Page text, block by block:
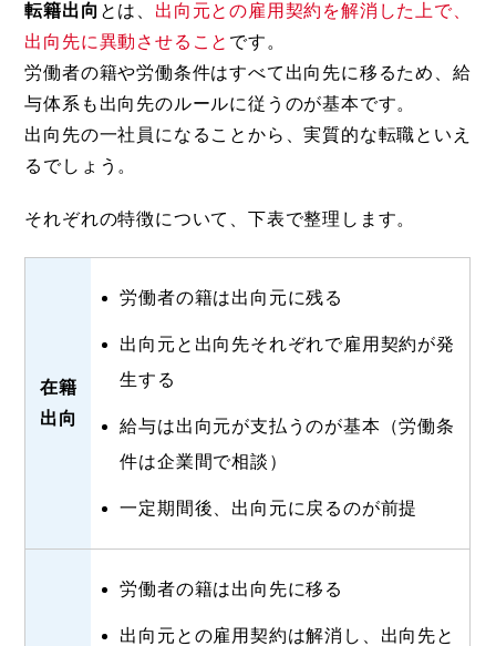
転籍出向 とは、 出向元との雇用契約を解消した上で、
出向先に異動させること です。
労働者の籍や労働条件はすべて出向先に移るため、給
与体系も出向先のルールに従うのが基本です。
出向先の一社員になることから、実質的な転職といえ
るでしょう。
それぞれの特徴について、下表で整理します。
在籍
出向
労働者の籍は出向元に残る
出向元と出向先それぞれで雇用契約が発
生する
給与は出向元が支払うのが基本（労働条
件は企業間で相談）
一定期間後、出向元に戻るのが前提
労働者の籍は出向先に移る
出向元との雇用契約は解消し、出向先と